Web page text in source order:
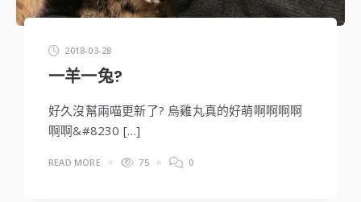
2018-03-28
一羊一兔?
好久沒幫兩喵更新了? 烏雞丸真的好萌啊啊啊啊
啊啊&#8230 […]
READ MORE 75 0